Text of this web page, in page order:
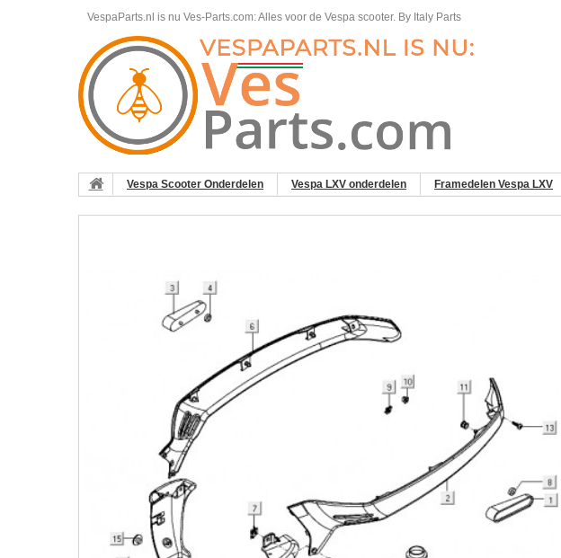
VespaParts.nl is nu Ves-Parts.com: Alles voor de Vespa scooter. By Italy Parts
Vespa Scooter Onderdelen Vespa LXV onderdelen Framedelen Vespa LXV